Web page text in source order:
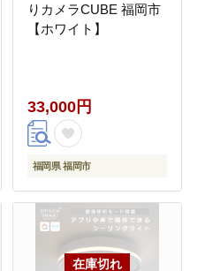
りカメラCUBE 福岡市
【ホワイト】
33,000円
福岡県 福岡市